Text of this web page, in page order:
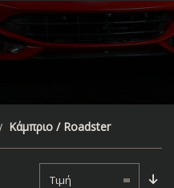
Κάμπριο / Roadster
Τιμή